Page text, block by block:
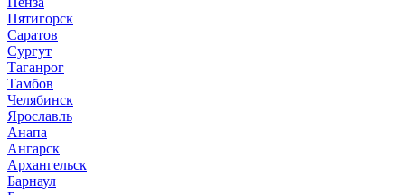
Пятигорск
Саратов
Сургут
Таганрог
Тамбов
Челябинск
Ярославль
Анапа
Ангарск
Архангельск
Барнаул